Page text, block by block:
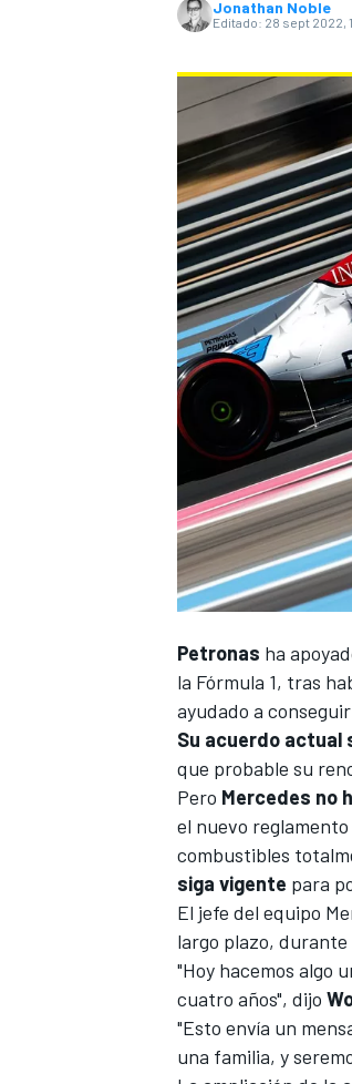
WEC
Jonathan Noble
Editado: 28 sept 2022,
Petronas ha
la Fórmula 1, tras
ayudado a
Su acuerdo actual
que probable su
Pero Mercedes no
el nuevo
combustibles
siga vigente para
El jefe del equipo
largo plazo,
"Hoy hacemos algo
cuatro años", dijo
"Esto envía un
una familia, y